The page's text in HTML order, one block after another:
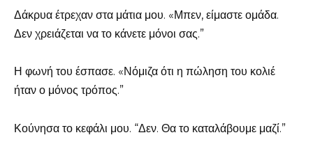
Δάκρυα έτρεχαν στα μάτια μου. «Μπεν, είμαστε ομάδα.
Δεν χρειάζεται να το κάνετε μόνοι σας.”
Η φωνή του έσπασε. «Νόμιζα ότι η πώληση του κολιέ
ήταν ο μόνος τρόπος.”
Κούνησα το κεφάλι μου. “Δεν. Θα το καταλάβουμε μαζί.”